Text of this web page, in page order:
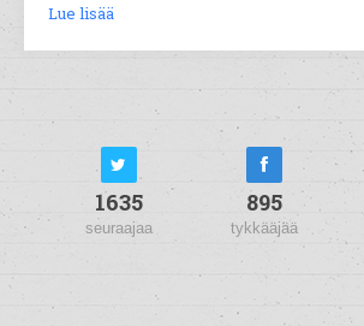
Lue lisää
1635
seuraajaa
895
tykkääjää